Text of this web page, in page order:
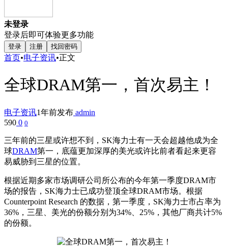
未登录
登录后即可体验更多功能
登录 注册 找回密码
首页•电子资讯•正文
全球DRAM第一，首次易主！
电子资讯1年前发布 admin
590 0 0
三年前的三星或许想不到，SK海力士有一天会超越他成为全
球DRAM第一，底蕴更加深厚的美光或许比前者看起来更容
易威胁到三星的位置。
根据近期多家市场调研公司所公布的今年第一季度DRAM市
场的报告，SK海力士已成功登顶全球DRAM市场。根据
Counterpoint Research 的数据，第一季度，SK海力士市占率为
36%，三星、美光的份额分别为34%、25%，其他厂商共计5%
的份额。